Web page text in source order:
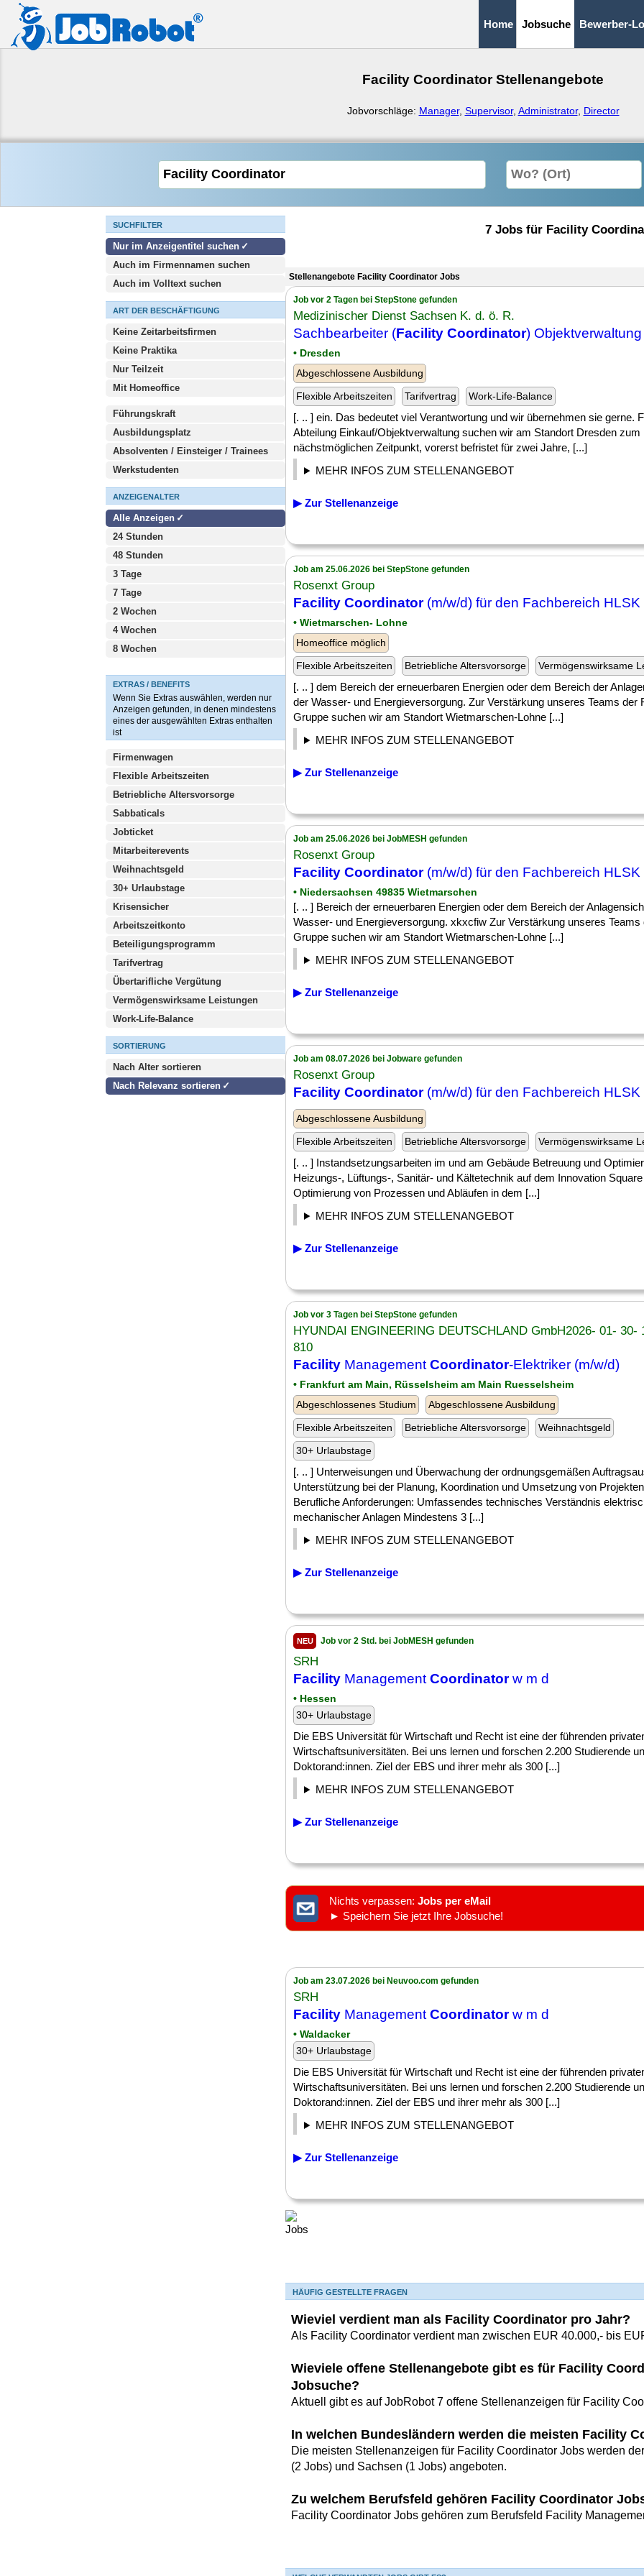
Home Jobsuche Bewerber-
Facility Coordinator Stellenangebote
Jobvorschläge: Manager, Supervisor, Administrator, Director
SUCHFILTER
Nur im Anzeigentitel suchen
Auch im Firmennamen suchen
Auch im Volltext suchen
ART DER BESCHÄFTIGUNG
Keine Zeitarbeitsfirmen
Keine Praktika
Nur Teilzeit
Mit Homeoffice
Führungskraft
Ausbildungsplatz
Absolventen / Einsteiger / Trainees
Werkstudenten
ANZEIGENALTER
Alle Anzeigen
24 Stunden
48 Stunden
3 Tage
7 Tage
2 Wochen
4 Wochen
8 Wochen
EXTRAS / BENEFITS
Wenn Sie Extras auswählen, werden nur
Anzeigen gefunden, in denen mindestens
eines der ausgewählten Extras enthalten
ist
Firmenwagen
Flexible Arbeitszeiten
Betriebliche Altersvorsorge
Sabbaticals
Jobticket
Mitarbeiterevents
Weihnachtsgeld
30+ Urlaubstage
Krisensicher
Arbeitszeitkonto
Beteiligungsprogramm
Tarifvertrag
Übertarifliche Vergütung
Vermögenswirksame Leistungen
Work-Life-Balance
SORTIERUNG
Nach Alter sortieren
Nach Relevanz sortieren
7 Jobs für Facility
Stellenangebote Facility Coordinator Jobs
Job vor 2 Tagen bei StepStone gefunden
Medizinischer Dienst Sachsen K. d. ö. R.
Sachbearbeiter (Facility Coordinator)
• Dresden
Abgeschlossene Ausbildung
Flexible Arbeitszeiten
Tarifvertrag Work-Life-Balance
[. .. ] ein. Das bedeutet viel Verantwortung und wir übernehmen sie gerne.
Abteilung Einkauf/Objektverwaltung suchen wir am Standort Dresden zum
nächstmöglichen Zeitpunkt, vorerst befristet für zwei Jahre, [...]
MEHR INFOS ZUM STELLENANGEBOT
▶ Zur Stellenanzeige
Job am 25.06.2026 bei StepStone gefunden
Rosenxt Group
Facility Coordinator(m/w/d) für den Fachbereich HLSK
• Wietmarschen- Lohne
Homeoffice möglich
Flexible Arbeitszeiten
Betriebliche Altersvorsorge Vermögenswirksame
[. .. ] dem Bereich der erneuerbaren Energien oder dem Bereich der
der Wasser- und Energieversorgung. Zur Verstärkung unseres Teams der
Gruppe suchen wir am Standort Wietmarschen-Lohne [...]
MEHR INFOS ZUM STELLENANGEBOT
▶ Zur Stellenanzeige
Job am 25.06.2026 bei JobMESH gefunden
Rosenxt Group
Facility Coordinator(m/w/d) für den Fachbereich HLSK
• Niedersachsen 49835 Wietmarschen
[. .. ] Bereich der erneuerbaren Energien oder dem Bereich der
Wasser- und Energieversorgung. xkxcfiw Zur Verstärkung unseres Teams
Gruppe suchen wir am Standort Wietmarschen-Lohne [...]
MEHR INFOS ZUM STELLENANGEBOT
▶ Zur Stellenanzeige
Job am 08.07.2026 bei Jobware gefunden
Rosenxt Group
Facility Coordinator(m/w/d) für den Fachbereich HLSK
Abgeschlossene Ausbildung
Flexible Arbeitszeiten
Betriebliche Altersvorsorge Vermögenswirksame
[. .. ] Instandsetzungsarbeiten im und am Gebäude Betreuung und
Heizungs-, Lüftungs-, Sanitär- und Kältetechnik auf dem Innovation
Optimierung von Prozessen und Abläufen in dem [...]
MEHR INFOS ZUM STELLENANGEBOT
▶ Zur Stellenanzeige
Job vor 3 Tagen bei StepStone gefunden
HYUNDAI ENGINEERING DEUTSCHLAND GmbH2026- 01- 30-
810
Facility Management Coordinator-Elektriker (m/w/d)
• Frankfurt am Main, Rüsselsheim am Main Ruesselsheim
Abgeschlossenes Studium
Abgeschlossene Ausbildung
Flexible Arbeitszeiten
Betriebliche Altersvorsorge
Weihnachtsgeld
30+ Urlaubstage
[. .. ] Unterweisungen und Überwachung der ordnungsgemäßen
Unterstützung bei der Planung, Koordination und Umsetzung von
Berufliche Anforderungen: Umfassendes technisches Verständnis
mechanischer Anlagen Mindestens 3 [...]
MEHR INFOS ZUM STELLENANGEBOT
▶ Zur Stellenanzeige
NEU Job vor 2 Std. bei JobMESH gefunden
SRH
Facility Management Coordinatorw m d
• Hessen
30+ Urlaubstage
Die EBS Universität für Wirtschaft und Recht ist eine der führenden
Wirtschaftsuniversitäten. Bei uns lernen und forschen 2.200 Studierende
Doktorand:innen. Ziel der EBS und ihrer mehr als 300 [...]
MEHR INFOS ZUM STELLENANGEBOT
▶ Zur Stellenanzeige
Nichts verpassen: Jobs per eMail
► Speichern Sie jetzt Ihre Jobsuche!
Job am 23.07.2026 bei Neuvoo.com gefunden
SRH
Facility Management Coordinatorw m d
• Waldacker
30+ Urlaubstage
Die EBS Universität für Wirtschaft und Recht ist eine der führenden
Wirtschaftsuniversitäten. Bei uns lernen und forschen 2.200 Studierende
Doktorand:innen. Ziel der EBS und ihrer mehr als 300 [...]
MEHR INFOS ZUM STELLENANGEBOT
▶ Zur Stellenanzeige
HÄUFIG GESTELLTE FRAGEN
Wieviel verdient man als Facility Coordinator pro Jahr?
Als Facility Coordinator verdient man zwischen EUR 40.000,- bis
Wieviele offene Stellenangebote gibt es für Facility
Jobsuche?
Aktuell gibt es auf JobRobot 7 offene Stellenanzeigen für Facility
In welchen Bundesländern werden die meisten Facility
Die meisten Stellenanzeigen für Facility Coordinator Jobs werden
(2 Jobs) und Sachsen (1 Jobs) angeboten.
Zu welchem Berufsfeld gehören Facility Coordinator
Facility Coordinator Jobs gehören zum Berufsfeld Facility